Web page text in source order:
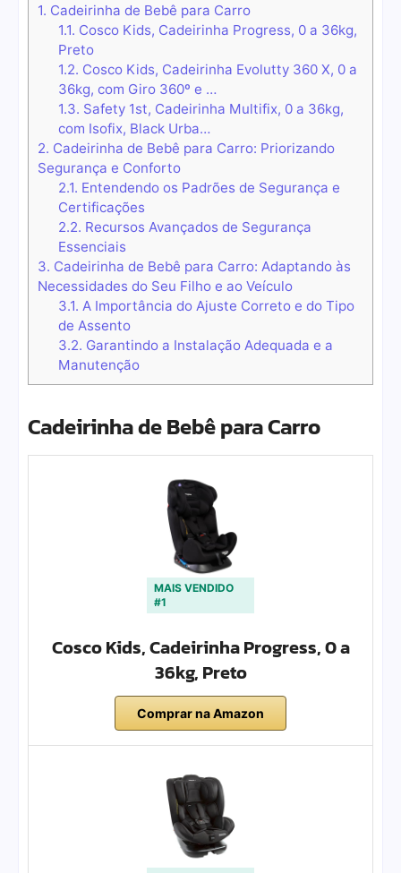
1. Cadeirinha de Bebê para Carro
1.1. Cosco Kids, Cadeirinha Progress, 0 a 36kg,
Preto
1.2. Cosco Kids, Cadeirinha Evolutty 360 X, 0 a
36kg, com Giro 360º e …
1.3. Safety 1st, Cadeirinha Multifix, 0 a 36kg,
com Isofix, Black Urba…
2. Cadeirinha de Bebê para Carro: Priorizando
Segurança e Conforto
2.1. Entendendo os Padrões de Segurança e
Certificações
2.2. Recursos Avançados de Segurança
Essenciais
3. Cadeirinha de Bebê para Carro: Adaptando às
Necessidades do Seu Filho e ao Veículo
3.1. A Importância do Ajuste Correto e do Tipo
de Assento
3.2. Garantindo a Instalação Adequada e a
Manutenção
Cadeirinha de Bebê para Carro
MAIS VENDIDO
#1
Cosco Kids, Cadeirinha Progress, 0 a
36kg, Preto
Comprar na Amazon